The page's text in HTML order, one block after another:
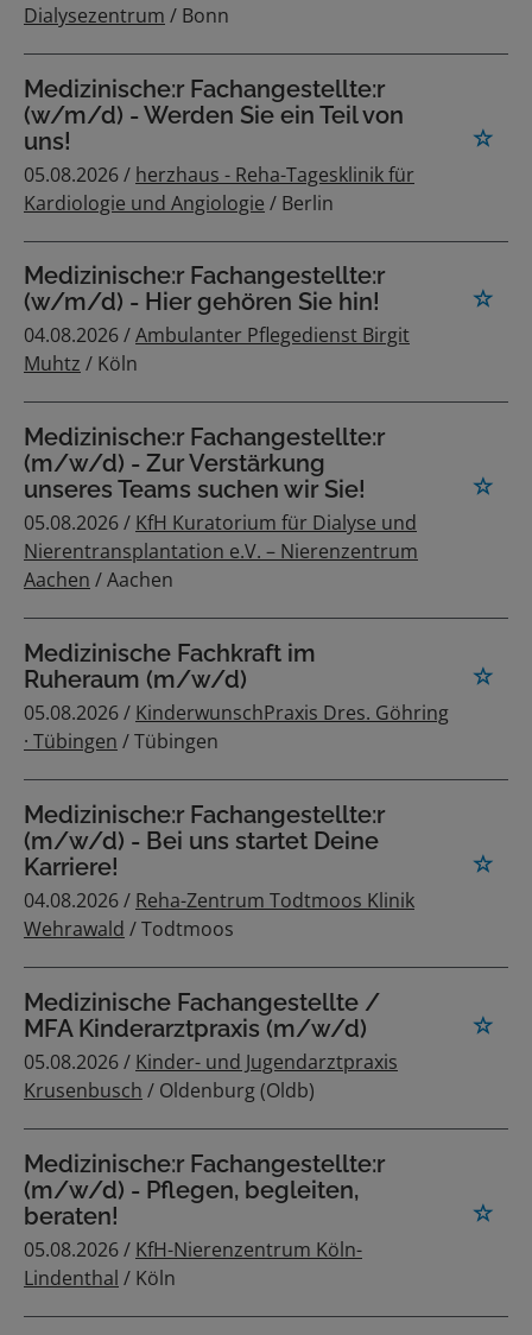
Dialysezentrum / Bonn
Medizinische:r Fachangestellte:r
(w/m/d) - Werden Sie ein Teil von
uns!
05.08.2026 / herzhaus - Reha-Tagesklinik für
Kardiologie und Angiologie / Berlin
Medizinische:r Fachangestellte:r
(w/m/d) - Hier gehören Sie hin!
04.08.2026 /Ambulanter Pflegedienst Birgit
Muhtz / Köln
Medizinische:r Fachangestellte:r
(m/w/d) - Zur Verstärkung
unseres Teams suchen wir Sie!
05.08.2026 / KfH Kuratorium für Dialyse und
Nierentransplantation e.V. – Nierenzentrum
Aachen / Aachen
Medizinische Fachkraft im
Ruheraum (m/w/d)
05.08.2026 / KinderwunschPraxis Dres. Göhring
· Tübingen / Tübingen
Medizinische:r Fachangestellte:r
(m/w/d) - Bei uns startet Deine
Karriere!
04.08.2026 / Reha-Zentrum Todtmoos Klinik
Wehrawald / Todtmoos
Medizinische Fachangestellte /
MFA Kinderarztpraxis (m/w/d)
05.08.2026 / Kinder- und Jugendarztpraxis
Krusenbusch / Oldenburg (Oldb)
Medizinische:r Fachangestellte:r
(m/w/d) - Pflegen, begleiten,
beraten!
05.08.2026 / KfH-Nierenzentrum Köln-
Lindenthal / Köln